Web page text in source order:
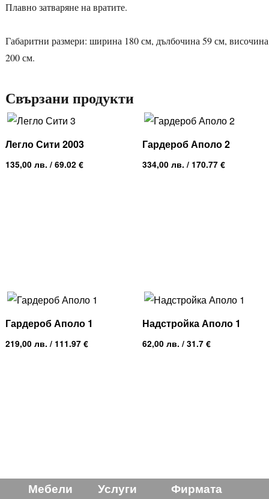
Плавно затваряне на вратите.
Габаритни размери: ширина 180 см, дълбочина 59 см, височина
200 см.
Свързани продукти
Легло Сити 2003
135,00 лв. / 69.02 €
Гардероб Аполо 2
334,00лв. / 170.77 €
Гардероб Аполо 1
219,00 лв. / 111.97 €
Надстройка Аполо 1
62,00лв. / 31.7 €
Мебели Услуги Фирмата